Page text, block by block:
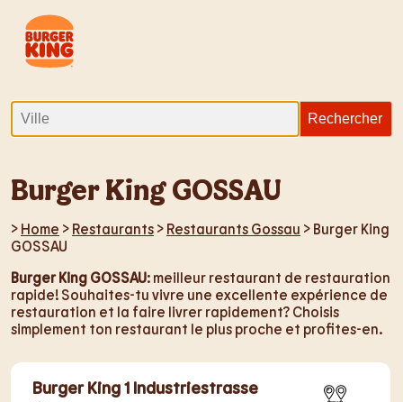
Burger King GOSSAU
> Home > Restaurants > Restaurants Gossau > Burger King
GOSSAU
Burger King GOSSAU: meilleur restaurant de restauration
rapide! Souhaites-tu vivre une excellente expérience de
restauration et la faire livrer rapidement? Choisis
simplement ton restaurant le plus proche et profites-en.
Burger King 1 Industriestrasse